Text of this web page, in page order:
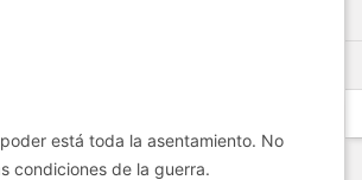
está toda la asentamiento. No
condiciones de la guerra.